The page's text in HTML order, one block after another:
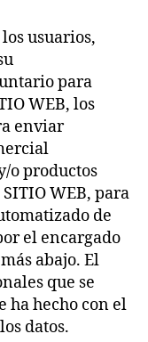
usuarios,
para
WEB, los
enviar
o productos
WEB, para
de
el encargado
abajo. El
que se
ha hecho con el
datos.